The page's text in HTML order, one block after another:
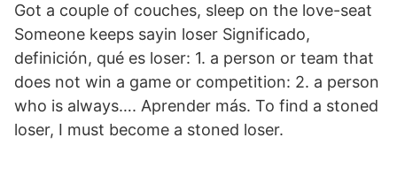
Got a couple of couches, sleep on the love-seat
Someone keeps sayin loser Significado,
definición, qué es loser: 1. a person or team that
does not win a game or competition: 2. a person
who is always…. Aprender más. To find a stoned
loser, I must become a stoned loser.